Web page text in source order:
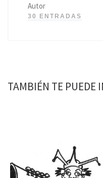
Autor
30 ENTRADAS
TAMBIÉN TE PUEDE